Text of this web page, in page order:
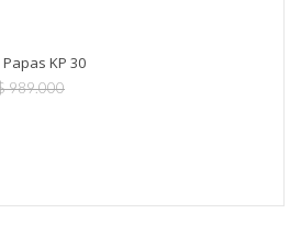
KP 30
989.000